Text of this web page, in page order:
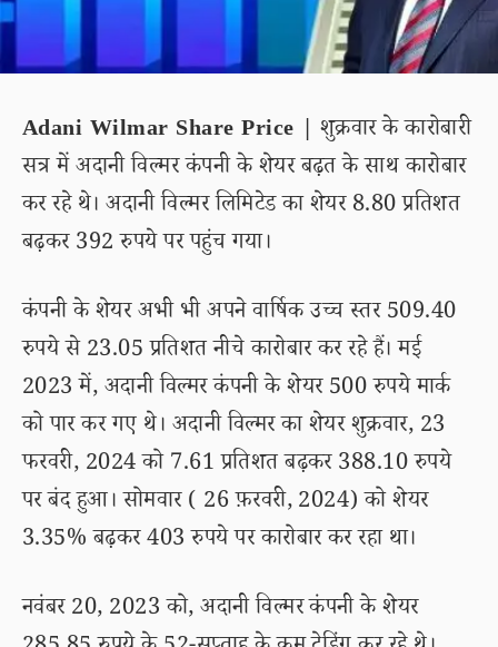
Adani Wilmar Share Price | शुक्रवार के कारोबारी
सत्र में अदानी विल्मर कंपनी के शेयर बढ़त के साथ कारोबार
कर रहे थे। अदानी विल्मर लिमिटेड का शेयर 8.80 प्रतिशत
बढ़कर 392 रुपये पर पहुंच गया।
कंपनी के शेयर अभी भी अपने वार्षिक उच्च स्तर 509.40
रुपये से 23.05 प्रतिशत नीचे कारोबार कर रहे हैं। मई
2023 में, अदानी विल्मर कंपनी के शेयर 500 रुपये मार्क
को पार कर गए थे। अदानी विल्मर का शेयर शुक्रवार, 23
फरवरी, 2024 को 7.61 प्रतिशत बढ़कर 388.10 रुपये
पर बंद हुआ। सोमवार ( 26 फ़रवरी, 2024) को शेयर
3.35% बढ़कर 403 रुपये पर कारोबार कर रहा था।
नवंबर 20, 2023 को, अदानी विल्मर कंपनी के शेयर